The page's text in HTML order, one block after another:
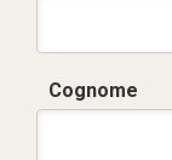
Cognome